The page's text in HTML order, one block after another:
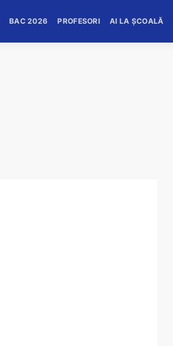
BAC 2026 PROFESORI AI LA ȘCOALĂ